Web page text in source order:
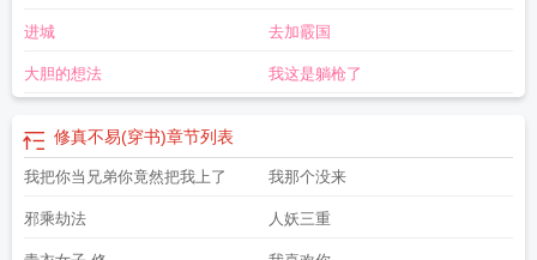
进城 去加霰国
大胆的想法 我这是躺枪了
修真不易(穿书)章节列表
我把你当兄弟你竟然把我上了 我那个没来
邪乘劫法 人妖三重